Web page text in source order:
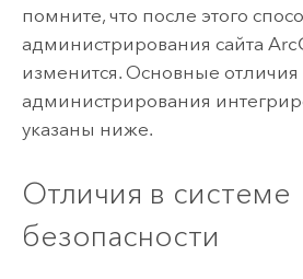
помните, что после этого
администрирования сайта
изменится. Основные отличия
администрирования
указаны ниже.
Отличия в системе
безопасности